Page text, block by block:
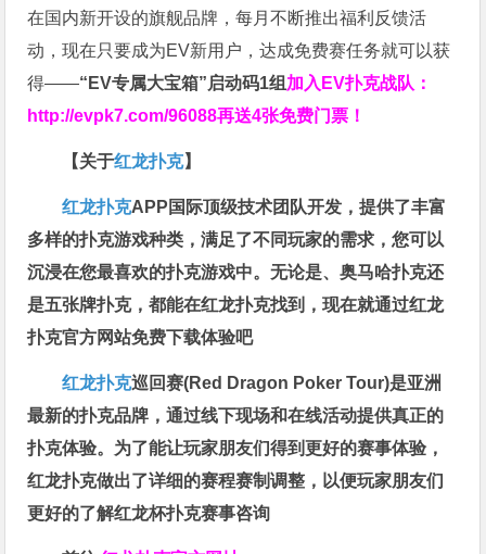
在国内新开设的旗舰品牌，每月不断推出福利反馈活
动，现在只要成为EV新用户，达成免费赛任务就可以获
得——“EV专属大宝箱”启动码1组 加入EV扑克战队：
http://evpk7.com/96088再送4张免费门票！
【关于红龙扑克】
红龙扑克APP国际顶级技术团队开发，提供了丰富
多样的扑克游戏种类，满足了不同玩家的需求，您可以
沉浸在您最喜欢的扑克游戏中。无论是、奥马哈扑克还
是五张牌扑克，都能在红龙扑克找到，现在就通过红龙
扑克官方网站免费下载体验吧
红龙扑克巡回赛​(Red Dragon Poker Tour)是亚洲
最新的扑克品牌，通过线下现场和在线活动提供真正的
扑克体验。为了能让玩家朋友们得到更好的赛事体验，
红龙扑克做出了详细的赛程赛制调整，以便玩家朋友们
更好的了解红龙杯扑克赛事咨询